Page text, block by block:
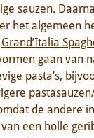
sauzen.
het algemeen
Grand’Italia
gaan van
pasta’s,
de andere
een holle